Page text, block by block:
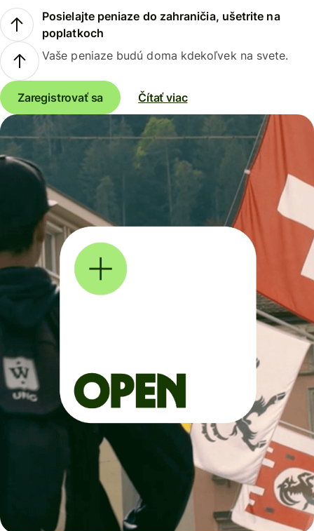
Posielajte peniaze do zahraničia, ušetrite na
poplatkoch
Vaše peniaze budú doma kdekoľvek na svete.
Zaregistrovať sa Čítať viac